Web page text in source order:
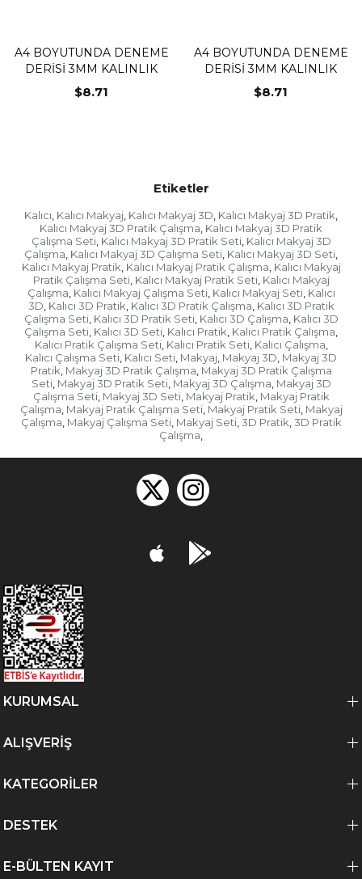
A4 BOYUTUNDA DENEME
DERİSİ 3MM KALINLIK
$8.71
A4 BOYUTUNDA DENEME
DERİSİ 3MM KALINLIK
$8.71
Etiketler
Kalıcı Kalıcı Makyaj Kalıcı Makyaj 3D Kalıcı Makyaj 3D Pratik
Kalıcı Makyaj 3D Pratik Çalışma Kalıcı Makyaj 3D Pratik
Çalışma Seti, Kalıcı Makyaj 3D Pratik Seti, Kalıcı Makyaj 3D
Çalışma Kalıcı Makyaj 3D Çalışma Seti Kalıcı Makyaj 3D Seti
Kalıcı Makyaj Pratik Kalıcı Makyaj Pratik Çalışma Kalıcı Makyaj
Pratik Çalışma Seti, Kalıcı Makyaj Pratik Seti, Kalıcı Makyaj
Çalışma Kalıcı Makyaj Çalışma Seti, Kalıcı Makyaj Seti, Kalıcı
3D Kalıcı 3D Pratik Kalıcı 3D Pratik Çalışma Kalıcı 3D Pratik
Çalışma Seti, Kalıcı 3D Pratik Seti, Kalıcı 3D Çalışma Kalıcı 3D
Çalışma Seti Kalıcı 3D Seti Kalıcı Pratik Kalıcı Pratik Çalışma
Kalıcı Pratik Çalışma Seti, Kalıcı Pratik Seti, Kalıcı Çalışma
Kalıcı Çalışma Seti Kalıcı Seti Makyaj Makyaj 3D Makyaj 3D
Pratik Makyaj 3D Pratik Çalışma Makyaj 3D Pratik Çalışma
Seti, Makyaj 3D Pratik Seti, Makyaj 3D Çalışma Makyaj 3D
Çalışma Seti, Makyaj 3D Seti, Makyaj Pratik Makyaj Pratik
Çalışma Makyaj Pratik Çalışma Seti, Makyaj Pratik Seti, Makyaj
Çalışma Makyaj Çalışma Seti, Makyaj Seti, 3D Pratik 3D Pratik
Çalışma
KURUMSAL
ALIŞVERİŞ
KATEGORİLER
DESTEK
E-BÜLTEN KAYIT